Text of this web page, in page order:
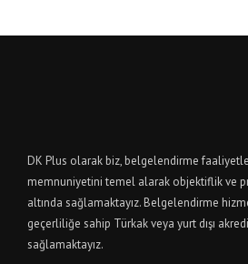
DK Plus olarak biz, belgelendirme
memnuniyetini temel alarak objektiflik ve
altında sağlamaktayız. Belgelendirme
geçerliliğe sahip Türkak veya yurt dışı
sağlamaktayız.